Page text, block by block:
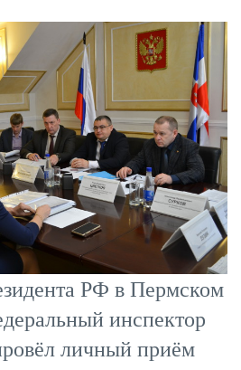
РФ в Пермском
инспектор
личный приём